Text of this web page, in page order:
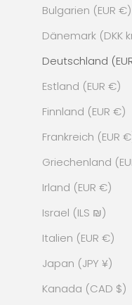
Bulgarien (EUR €)
Dänemark (DKK
Deutschland
Estland (EUR €)
Finnland (EUR €)
Frankreich (EUR
Griechenland
Irland (EUR €)
Israel (ILS ₪)
Italien (EUR €)
Japan (JPY ¥)
Kanada (CAD $)